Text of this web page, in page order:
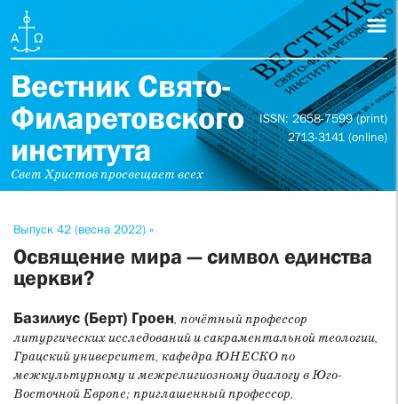
Вестник Свято-
Филаретовского
института
Свет Христов просвещает всех
ISSN: 2658-7599 (print)
2713-3141 (online)
Выпуск 42 (весна 2022) »
Освящение мира — символ единства
церкви?
Базилиус (Берт) Гроен, почётный профессор
литургических исследований и сакраментальной теологии,
Грацский университет, кафедра ЮНЕСКО по
межкультурному и межрелигиозному диалогу в Юго-
Восточной Европе; приглашенный профессор,